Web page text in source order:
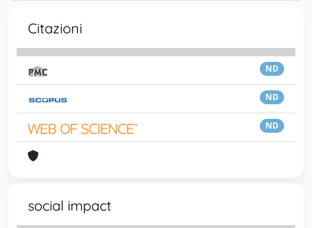
Citazioni
ND
ND
ND
social impact